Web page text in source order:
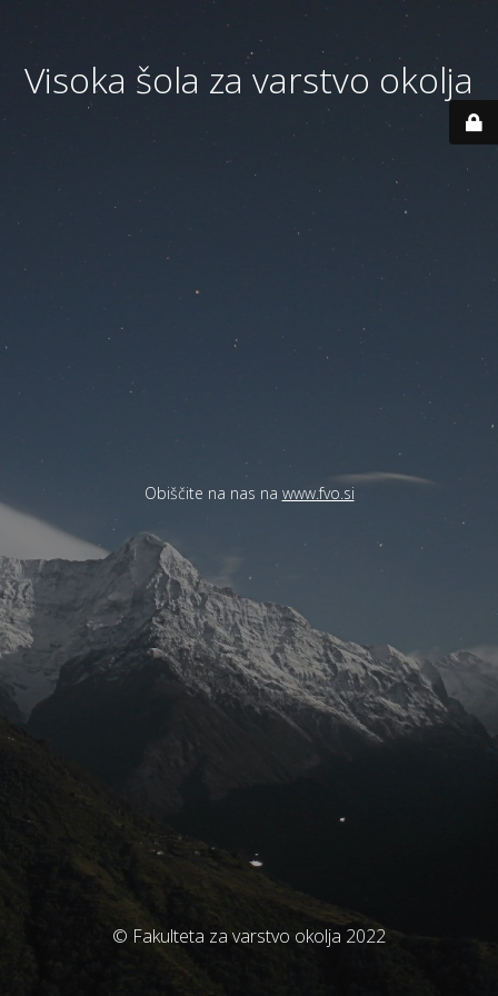
Visoka šola za varstvo okolja
Obiščite na nas na www.fvo.si
© Fakulteta za varstvo okolja 2022